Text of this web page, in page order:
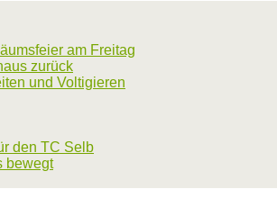
am Freitag
zurück
und Voltigieren
den TC Selb
bewegt